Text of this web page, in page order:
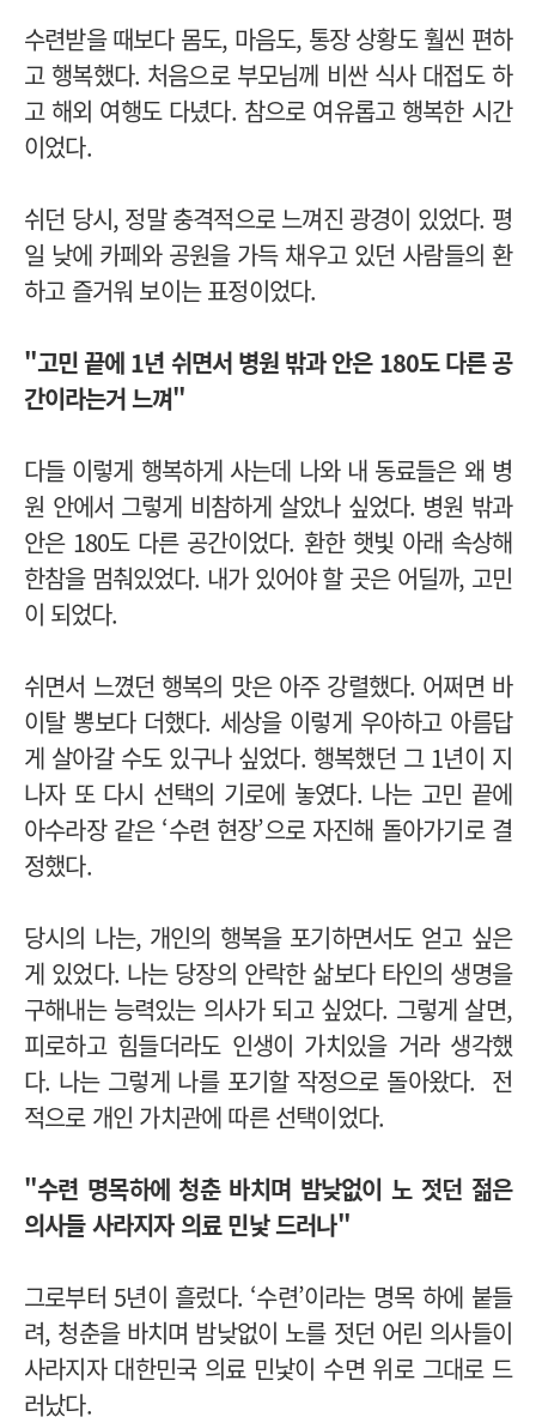
수련받을 때보다 몸도, 마음도, 통장 상황도 훨씬 편하
고 행복했다. 처음으로 부모님께 비싼 식사 대접도 하
고 해외 여행도 다녔다. 참으로 여유롭고 행복한 시간
이었다.
쉬던 당시, 정말 충격적으로 느껴진 광경이 있었다. 평
일 낮에 카페와 공원을 가득 채우고 있던 사람들의 환
하고 즐거워 보이는 표정이었다.
"고민 끝에 1년 쉬면서 병원 밖과 안은 180도 다른 공
간이라는거 느껴"
다들 이렇게 행복하게 사는데 나와 내 동료들은 왜 병
원 안에서 그렇게 비참하게 살았나 싶었다. 병원 밖과
안은 180도 다른 공간이었다. 환한 햇빛 아래 속상해
한참을 멈춰있었다. 내가 있어야 할 곳은 어딜까, 고민
이 되었다.
쉬면서 느꼈던 행복의 맛은 아주 강렬했다. 어쩌면 바
이탈 뽕보다 더했다. 세상을 이렇게 우아하고 아름답
게 살아갈 수도 있구나 싶었다. 행복했던 그 1년이 지
나자 또 다시 선택의 기로에 놓였다. 나는 고민 끝에
아수라장 같은 ‘수련 현장’으로 자진해 돌아가기로 결
정했다.
당시의 나는, 개인의 행복을 포기하면서도 얻고 싶은
게 있었다. 나는 당장의 안락한 삶보다 타인의 생명을
구해내는 능력있는 의사가 되고 싶었다. 그렇게 살면,
피로하고 힘들더라도 인생이 가치있을 거라 생각했
다. 나는 그렇게 나를 포기할 작정으로 돌아왔다. 전
적으로 개인 가치관에 따른 선택이었다.
"수련 명목하에 청춘 바치며 밤낮없이 노 젓던 젊은
의사들 사라지자 의료 민낯 드러나"
그로부터 5년이 흘렀다. ‘수련’이라는 명목 하에 붙들
려, 청춘을 바치며 밤낮없이 노를 젓던 어린 의사들이
사라지자 대한민국 의료 민낯이 수면 위로 그대로 드
러났다.